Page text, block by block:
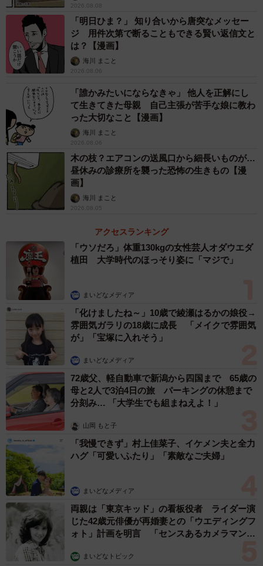
2026.08.08
「明日ひま？」 知り合いから唐突なメッセー
ジ 用件次第で断ることもできる賢い返信文と
は？【漫画】
海川 まこと
2026.08.06
「誰かみたいにならなきゃ」 他人を正解にし
て生きてきた母親 自己主張が苦手な娘に教わ
った大切なこと【漫画】
海川 まこと
2026.08.06
木の枝？エアコンの送風口から細長いものが…
昼休みの診療所を襲った恐怖の生きもの【漫
画】
海川 まこと
2026.08.05
アクセスランキング
「ウソだろ」体重130kgの女性芸人オダウエダ
植田 大学時代のほっそり姿に「マジで」
まいどなメディア
「化けましたね～」10歳で綾瀬はるかの娘役→
雰囲気ガラリの18歳に成長 「メイクで雰囲気
が」「宝塚に入れそう」
まいどなメディア
72歳父、軽自動車で新潟から四国まで 65歳の
母と2人で3泊4日の旅 パーキングの休憩まで
分刻み… 「大学生でも組まねえよ！」
山岡 もと子
「我慢できず」村上佳菜子、イケメン夫と全力
ハグ「可愛いふたり」「素敵なご夫婦」
まいどなメディア
両親は「東京キッド」の看板役者 ライダー演
じた42歳元俳優が再婚妻との「ウエディングフ
ォト」計画を明言 「センスあるカメラマン求
まいどなトピック